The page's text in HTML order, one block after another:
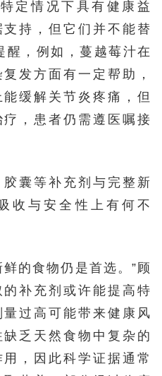
情况下具有健康益
持，但它们并不能替
醒，例如，蔓越莓汁在
发方面有一定帮助，
缓解关节炎疼痛，但
，患者仍需遵医嘱接
囊等补充剂与完整新
收与安全性上有何不
的食物仍是首选。”顾
补充剂或许能提高特
过高可能带来健康风
乏天然食物中复杂的
，因此科学证据通常